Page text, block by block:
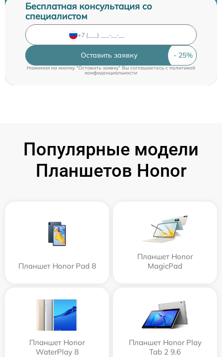
Бесплатная консультация со
специалистом
Оставить заявку
Нажимая на кнопку "Оставить заявку" Вы соглашаетесь cполитикой
конфиденциальности
Популярные модели
Планшетов Honor
Планшет Honor Pad 8
Планшет Honor
MagicPad
Планшет Honor
WaterPlay 8
Планшет Honor Play
Tab 2 9.6